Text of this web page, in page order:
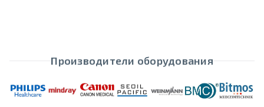
Производители оборудования